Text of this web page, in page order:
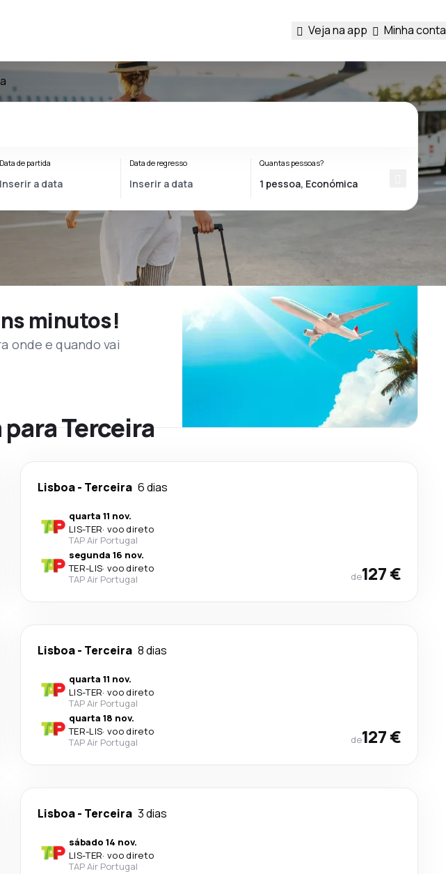
Veja na app Minha conta
Data de partida Data de regresso Quantas pessoas?
minutos!
onde e quando vai
Terceira
Lisboa- Terceira 6 dias
quarta 11 nov.
LIS-TER· voo direto
TAP Air Portugal
segunda 16 nov.
TER-LIS· voo direto
TAP Air Portugal
de127 €
Lisboa- Terceira 8 dias
quarta 11 nov.
LIS-TER· voo direto
TAP Air Portugal
quarta 18 nov.
TER-LIS· voo direto
TAP Air Portugal
de127 €
Lisboa- Terceira 3 dias
sábado 14 nov.
LIS-TER· voo direto
TAP Air Portugal